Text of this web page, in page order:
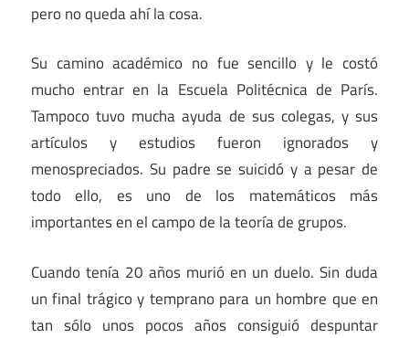
pero no queda ahí la cosa.
Su camino académico no fue sencillo y le costó
mucho entrar en la Escuela Politécnica de París.
Tampoco tuvo mucha ayuda de sus colegas, y sus
artículos y estudios fueron ignorados y
menospreciados. Su padre se suicidó y a pesar de
todo ello, es uno de los matemáticos más
importantes en el campo de la teoría de grupos.
Cuando tenía 20 años murió en un duelo. Sin duda
un final trágico y temprano para un hombre que en
tan sólo unos pocos años consiguió despuntar